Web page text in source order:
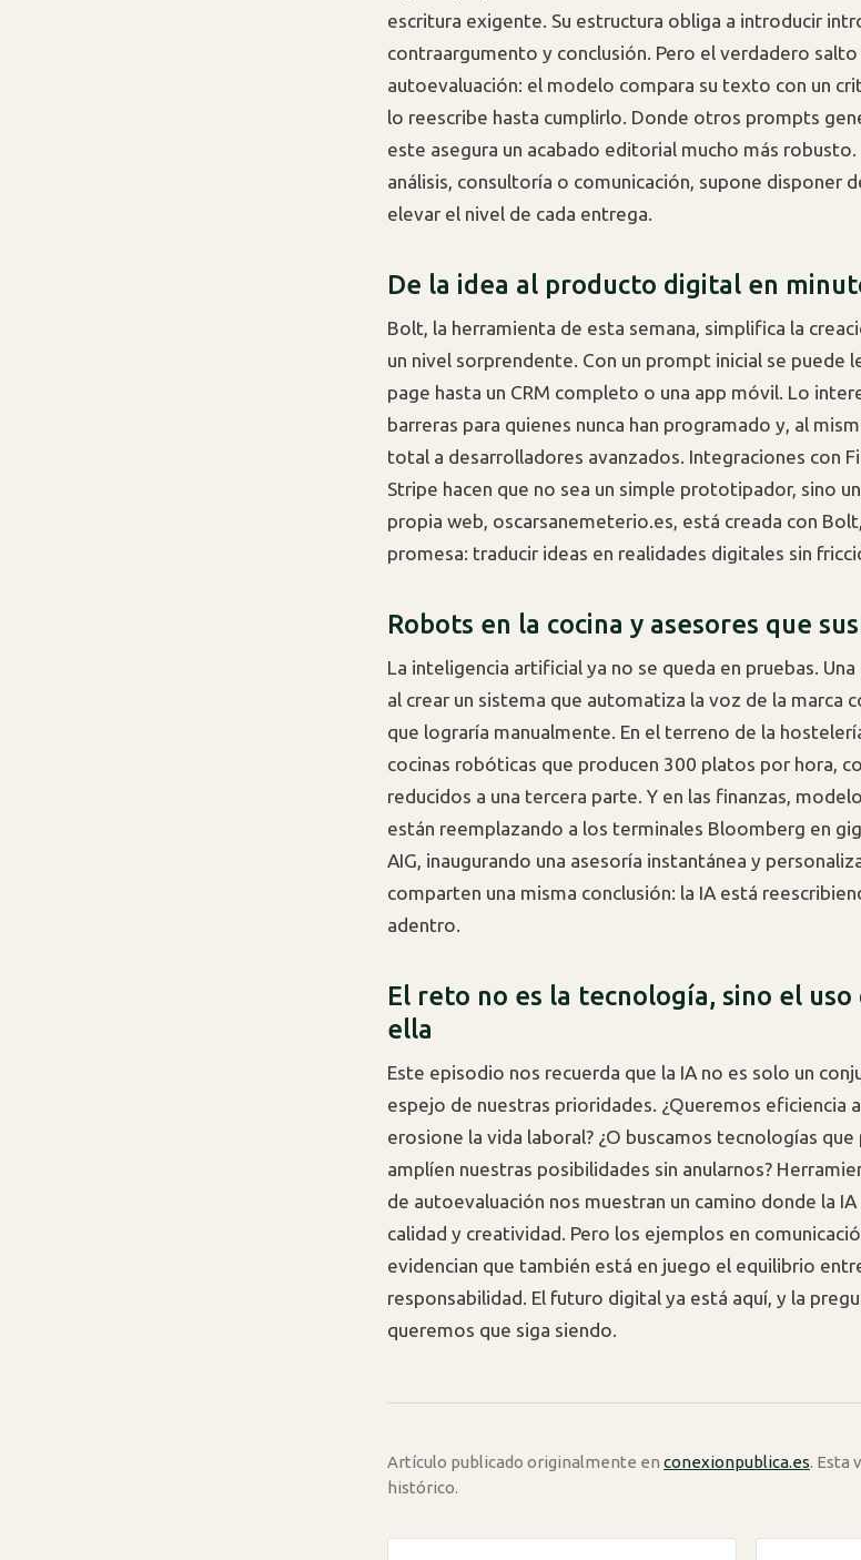
escritura exigente. Su estructura obliga a introducir
contraargumento y conclusión. Pero el verdadero salto
autoevaluación: el modelo compara su texto con un
lo reescribe hasta cumplirlo. Donde otros prompts
este asegura un acabado editorial mucho más robusto.
análisis, consultoría o comunicación, supone disponer
elevar el nivel de cada entrega.
De la idea al producto digital en
Bolt, la herramienta de esta semana, simplifica la
un nivel sorprendente. Con un prompt inicial se puede
page hasta un CRM completo o una app móvil. Lo
barreras para quienes nunca han programado y, al
total a desarrolladores avanzados. Integraciones con
Stripe hacen que no sea un simple prototipador, sino
propia web, oscarsanemeterio.es, está creada con
promesa: traducir ideas en realidades digitales sin
Robots en la cocina y asesores que
La inteligencia artificial ya no se queda en pruebas.
al crear un sistema que automatiza la voz de la marca
que lograría manualmente. En el terreno de la
cocinas robóticas que producen 300 platos por hora,
reducidos a una tercera parte. Y en las finanzas,
están reemplazando a los terminales Bloomberg en
AIG, inaugurando una asesoría instantánea y
comparten una misma conclusión: la IA está
adentro.
El reto no es la tecnología, sino el uso
ella
Este episodio nos recuerda que la IA no es solo un
espejo de nuestras prioridades. ¿Queremos eficiencia
erosione la vida laboral? ¿O buscamos tecnologías
amplíen nuestras posibilidades sin anularnos?
de autoevaluación nos muestran un camino donde la
calidad y creatividad. Pero los ejemplos en
evidencian que también está en juego el equilibrio
responsabilidad. El futuro digital ya está aquí, y la
queremos que siga siendo.
Artículo publicado originalmente en conexionpublica.es. Esta
histórico.